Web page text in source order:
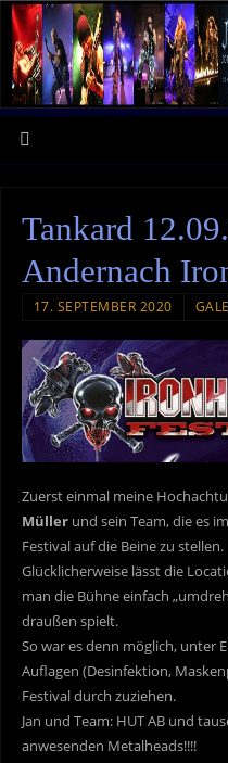
Tankard
Andernach
17. SEPTEMBER 2020
Zuerst einmal meine
Müllerund sein Team, die es
Festival auf die Beine zu stellen.
Glücklicherweise lässt die
man die Bühne einfach
draußen spielt.
So war es denn möglich, unter
Auflagen (Desinfektion,
Festival durch zuziehen.
Jan und Team: HUT AB und
anwesenden Metalheads!!!!